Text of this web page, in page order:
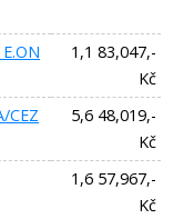
1,1 83,047,-
Kč
CEZ
5,6 48,019,-
Kč
1,6 57,967,-
Kč